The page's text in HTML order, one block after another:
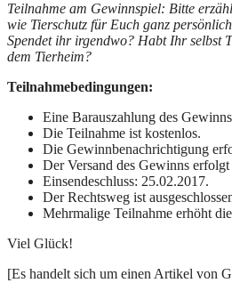
Teilnahme am Gewinnspiel: Bitte
wie Tierschutz für Euch ganz
Spendet ihr irgendwo? Habt Ihr selbst
dem Tierheim?
Teilnahmebedingungen:
Eine Barauszahlung des
Die Teilnahme ist kostenlos.
Die Gewinnbenachrichtigung
Der Versand des Gewinns
Einsendeschluss: 25.02.2017.
Der Rechtsweg ist
Mehrmalige Teilnahme erhöht
Viel Glück!
[Es handelt sich um einen Artikel von